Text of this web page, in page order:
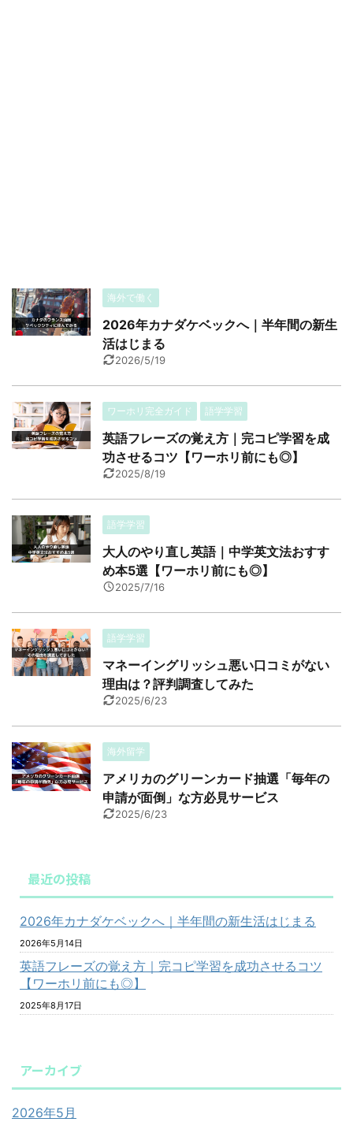
海外で働く
2026年カナダケベックへ｜半年間の新生
活はじまる
2026/5/19
ワーホリ完全ガイド 語学学習
英語フレーズの覚え方｜完コピ学習を成
功させるコツ【ワーホリ前にも◎】
2025/8/19
語学学習
大人のやり直し英語｜中学英文法おすす
め本5選【ワーホリ前にも◎】
2025/7/16
語学学習
マネーイングリッシュ悪い口コミがない
理由は？評判調査してみた
2025/6/23
海外留学
アメリカのグリーンカード抽選「毎年の
申請が面倒」な方必見サービス
2025/6/23
最近の投稿
2026年カナダケベックへ｜半年間の新生活はじまる
2026年5月14日
英語フレーズの覚え方｜完コピ学習を成功させるコツ
【ワーホリ前にも◎】
2025年8月17日
アーカイブ
2026年5月